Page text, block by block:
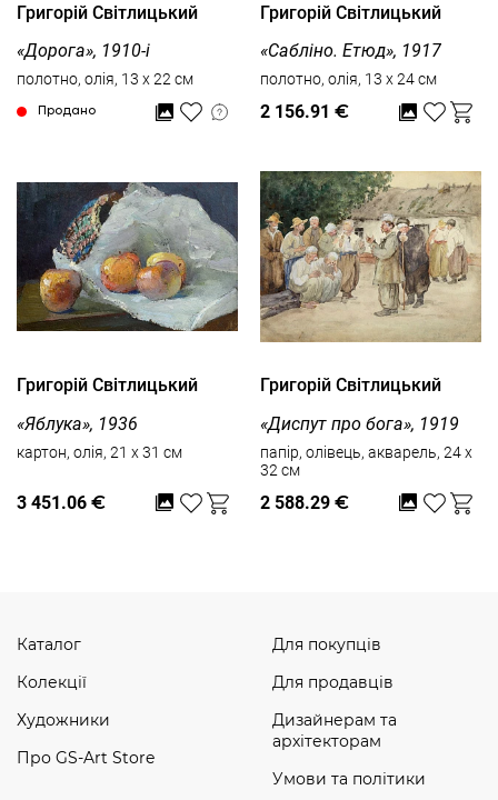
Григорій Світлицький
«Дорога», 1910-і
полотно, олія, 13 x 22 см
Продано
Григорій Світлицький
«Сабліно. Етюд», 1917
полотно, олія, 13 x 24 см
2 156.91 €
Григорій Світлицький
«Яблука», 1936
картон, олія, 21 x 31 см
3 451.06 €
Григорій Світлицький
«Диспут про бога», 1919
папір, олівець, акварель, 24 x
32 см
2 588.29 €
Каталог
Колекції
Художники
Про GS-Art Store
Для покупців
Для продавців
Дизайнерам та
архітекторам
Умови та політики